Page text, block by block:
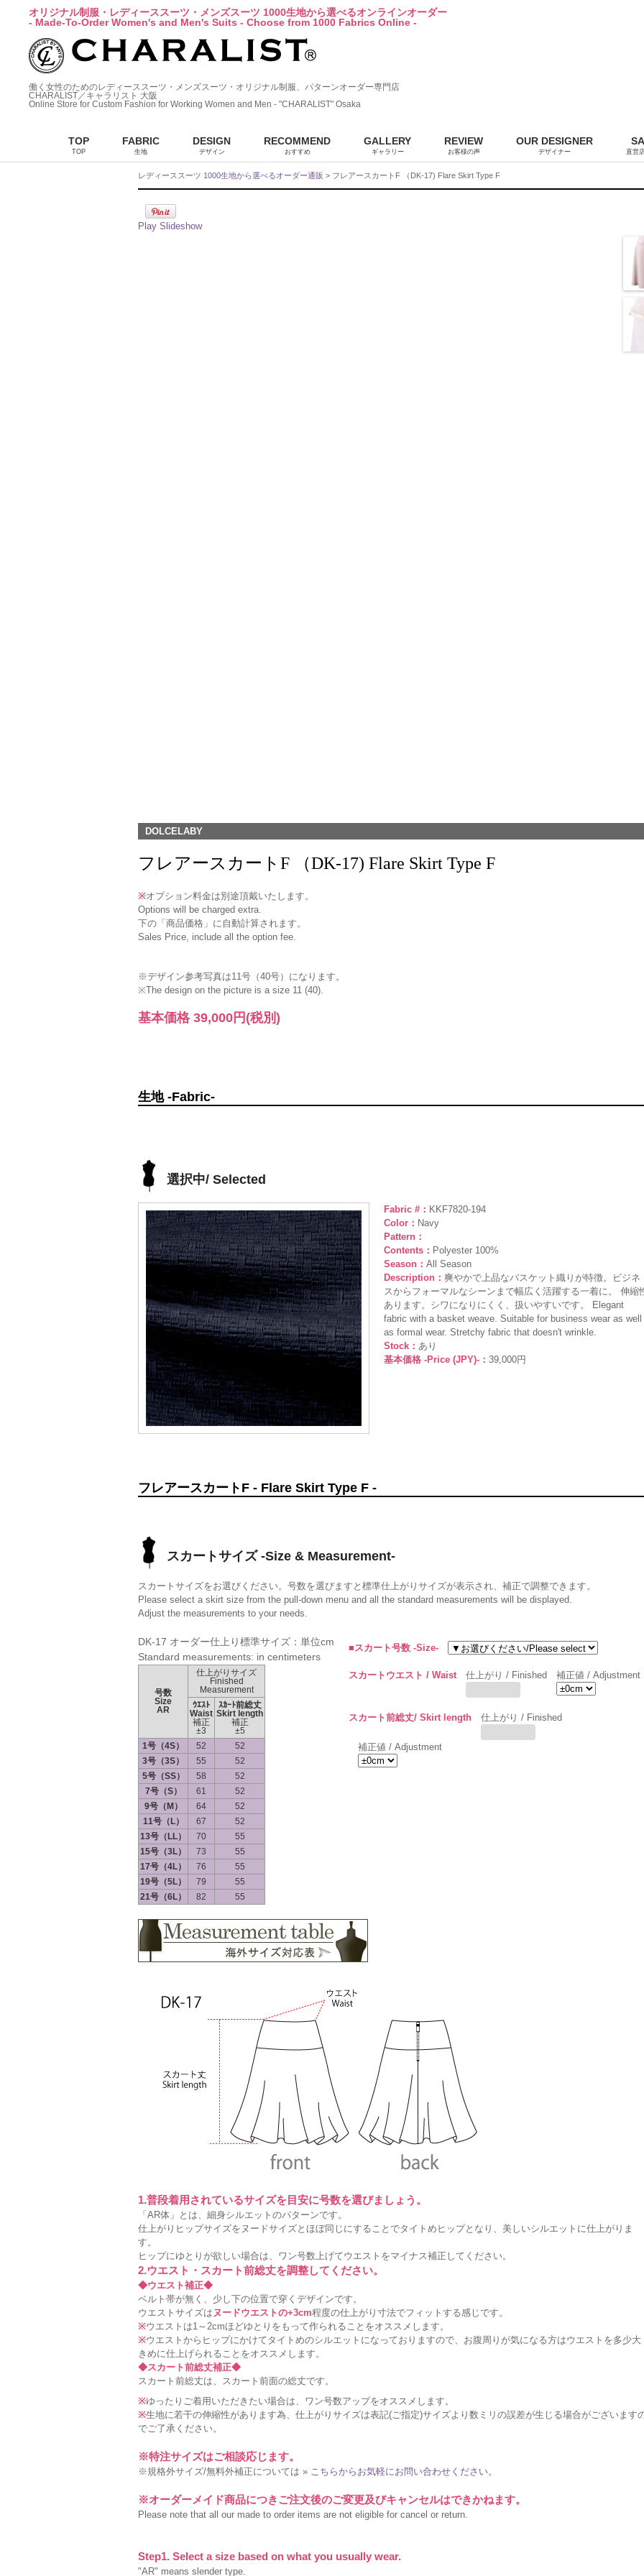
オリジナル制服・レディーススーツ・メンズスーツ 1000生地から選べるオンラインオーダー
- Made-To-Order Women's and Men's Suits - Choose from 1000 Fabrics Online -
働く女性のためのレディーススーツ・メンズスーツ・オリジナル制服、パターンオーダー専門店
CHARALIST／キャラリスト 大阪
Online Store for Custom Fashion for Working Women and Men - "CHARALIST" Osaka
TOP
TOP
FABRIC
生地
DESIGN
デザイン
RECOMMEND
おすすめ
GALLERY
ギャラリー
REVIEW
お客様の声
OUR DESIGNER
デザイナー 直営
レディーススーツ 1000生地から選べるオーダー通販 > フレアースカートF （DK-17) Flare Skirt Type F
Play Slideshow
DOLCELABY
フレアースカートF （DK-17) Flare Skirt Type F
※オプション料金は別途頂戴いたします。
Options will be charged extra.
下の「商品価格」に自動計算されます。
Sales Price, include all the option fee.
※デザイン参考写真は11号（40号）になります。
※The design on the picture is a size 11 (40).
基本価格 39,000円 (税別)
生地 -Fabric-
選択中/ Selected
Fabric #： KKF7820-194
Color： Navy
Pattern：
Contents： Polyester 100%
Season： All Season
Description： 爽やかで上品なバスケット織りが特徴。ビジネ
スからフォーマルなシーンまで幅広く活躍する一着に。 伸縮
あります。シワになりにくく、扱いやすいです。 Elegant
fabric with a basket weave. Suitable for business wear as well
as formal wear. Stretchy fabric that doesn't wrinkle.
Stock： あり
基本価格 -Price (JPY)-： 39,000円
フレアースカートF - Flare Skirt Type F -
スカートサイズ -Size & Measurement-
スカートサイズをお選びください。号数を選びますと標準仕上がりサイズが表示され、補正で調整できます。
Please select a skirt size from the pull-down menu and all the standard measurements will be displayed.
Adjust the measurements to your needs.
DK-17 オーダー仕上り標準サイズ：単位cm
Standard measurements: in centimeters
号数
Size
AR
仕上がりサイズ
Finished
Measurement
ｳｴｽﾄ
Waist
補正
±3
ｽｶｰﾄ前総丈
Skirt length
補正
±5
1号（4S）
52
52
3号（3S）
55
52
5号（SS）
58
52
7号（S）
61
52
9号（M）
64
52
11号（L）
67
52
13号（LL）
70
55
15号（3L）
73
55
17号（4L）
76
55
19号（5L）
79
55
21号（6L）
82 55
■スカート号数 -Size-
スカートウエスト / Waist 仕上がり / Finished 補正値 / Adjustment
スカート前総丈/ Skirt length 仕上がり / Finished
補正値 / Adjustment
1.普段着用されているサイズを目安に号数を選びましょう。
「AR体」とは、細身シルエットのパターンです。
仕上がりヒップサイズをヌードサイズとほぼ同じにすることでタイトめヒップとなり、美しいシルエットに仕上がりま
す。
ヒップにゆとりが欲しい場合は、ワン号数上げてウエストをマイナス補正してください。
2.ウエスト・スカート前総丈を調整してください。
◆ウエスト補正◆
ベルト帯が無く、少し下の位置で穿くデザインです。
ウエストサイズは ヌードウエストの+3cm程度の仕上がり寸法でフィットする感じです。
※ウエストは1～2cmほどゆとりをもって作られることをオススメします。
※ウエストからヒップにかけてタイトめのシルエットになっておりますので、お腹周りが気になる方はウエストを多少大
きめに仕上げられることをオススメします。
◆スカート前総丈補正◆
スカート前総丈は、スカート前面の総丈です。
※ゆったりご着用いただきたい場合は、ワン号数アップをオススメします。
※生地に若干の伸縮性があります為、仕上がりサイズは表記(ご指定)サイズより数ミリの誤差が生じる場合がございます
でご了承ください。
※特注サイズはご相談応じます。
※規格外サイズ/無料外補正については » こちらからお気軽にお問い合わせください。
※オーダーメイド商品につきご注文後のご変更及びキャンセルはできかねます。
Please note that all our made to order items are not eligible for cancel or return.
Step1. Select a size based on what you usually wear.
"AR" means slender type.